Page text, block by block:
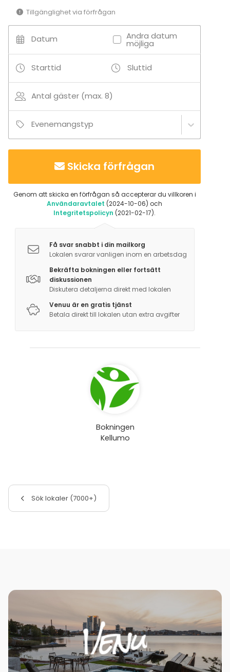
Tillgänglighet via förfrågan
Datum Andra datum
möjliga
Starttid Sluttid
Antal gäster (max. 8)
Evenemangstyp
Skicka förfrågan
Genom att skicka en förfrågan så accepterar du villkoren i
Användaravtalet (2024-10-06) och
Integritetspolicyn (2021-02-17).
Få svar snabbt i din mailkorg
Lokalen svarar vanligen inom en arbetsdag
Bekräfta bokningen eller fortsätt
diskussionen
Diskutera detaljerna direkt med lokalen
Venuu är en gratis tjänst
Betala direkt till lokalen utan extra avgifter
Bokningen
Kellumo
Sök lokaler (7000+)